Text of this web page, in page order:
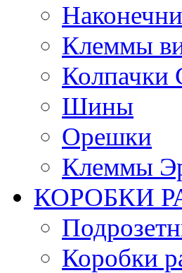
Клеммы
Колпачки
Шины
Орешки
Клеммы
КОРОБКИ
Коробки